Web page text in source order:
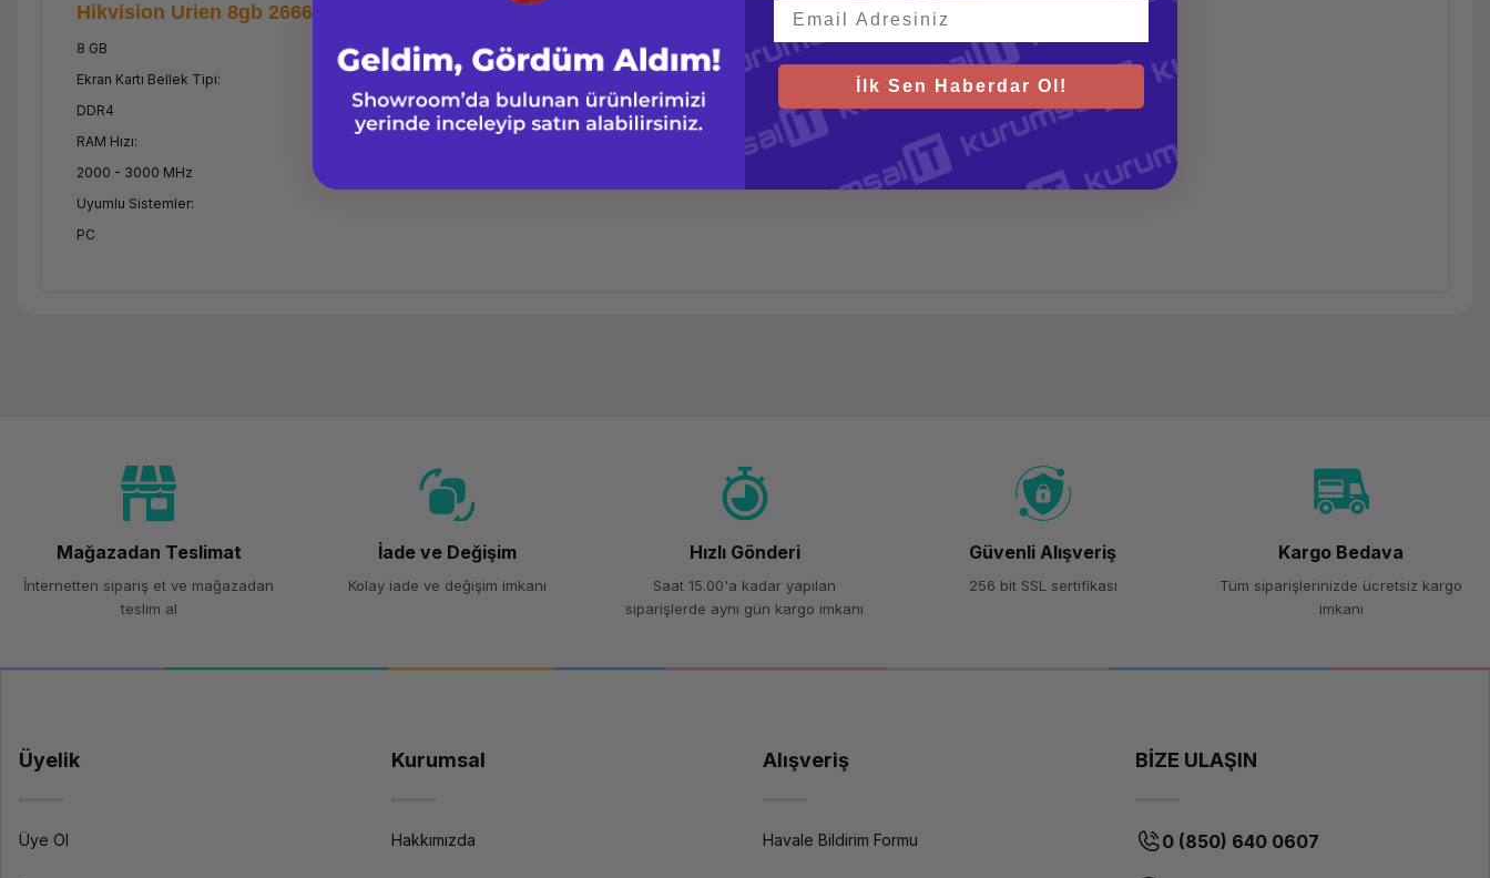
Hikvision Urien 8gb 2666MHZ Ddr4 Ram (Hs-Udımm-8g)
8 GB
Ekran Kartı Bellek Tipi:
DDR4
RAM Hızı:
2000 - 3000 MHz
Uyumlu Sistemler:
PC
Mağazadan Teslimat
İnternetten sipariş et ve mağazadan
teslim al
İade ve Değişim
Kolay iade ve değişim imkanı
Hızlı Gönderi
Saat 15.00'a kadar yapılan
siparişlerde aynı gün kargo imkanı
Güvenli Alışveriş
256 bit SSL sertifikası
Kargo Bedava
Tüm siparişlerinizde ücretsiz kargo
imkanı
Üyelik
Üye Ol
Kurumsal
Hakkımızda
Alışveriş
Havale Bildirim Formu
BİZE ULAŞIN
0 (850) 640 0607
İlk Sen Haberdar Ol!